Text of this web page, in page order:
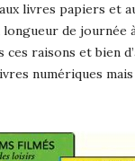
livres papiers et
de journée
raisons et bien
numériques